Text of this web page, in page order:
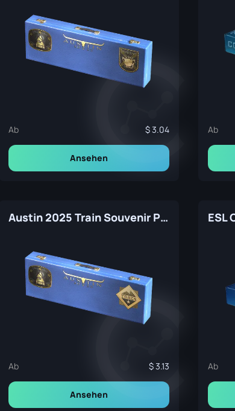
Ab 3.04
Ansehen
Ab
Austin 2025 Train Souvenir Package
Ab 3.13
Ansehen
Ab